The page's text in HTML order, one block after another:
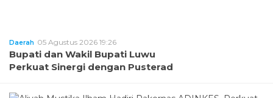
Daerah 05 Agustus 2026 19:26
Bupati dan Wakil Bupati Luwu
Perkuat Sinergi dengan Pusterad